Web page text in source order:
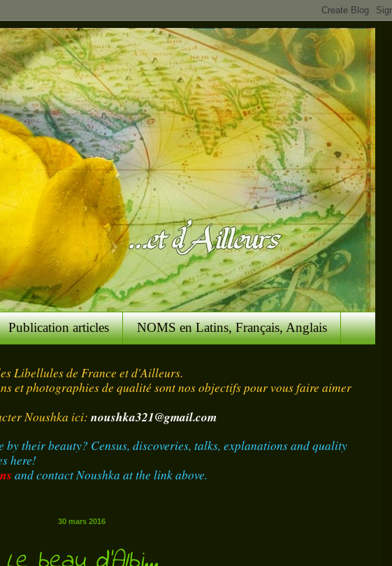
Publication articles NOMS en Latins, Français, Anglais
Libellules de France et d'Ailleurs.
et photographies de qualité sont nos objectifs pour vous faire aimer
Noushka ici: noushka321@gmail.com
their beauty? Census, discoveries, talks, explanations and quality
here!
and contact Noushka at the link above.
30 mars 2016